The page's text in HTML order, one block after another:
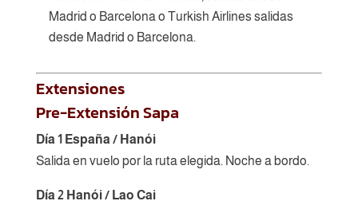
Madrid o Barcelona o Turkish Airlines salidas
desde Madrid o Barcelona.
Extensiones
Pre-Extensión Sapa
Día 1 España / Hanói
Salida en vuelo por la ruta elegida. Noche a bordo.
Día 2 Hanói / Lao Cai